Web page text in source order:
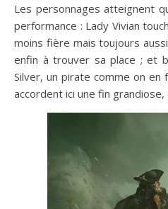
Les personnages atteignent
performance : Lady Vivian
moins fière mais toujours
enfin à trouver sa place ; et
Silver, un pirate comme on
accordent ici une fin